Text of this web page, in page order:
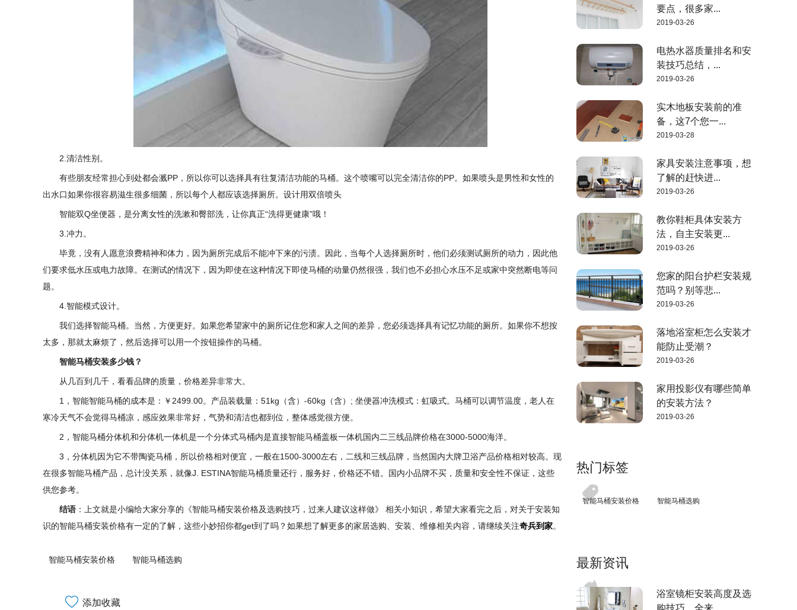
2.清洁性别。
有些朋友经常担心到处都会溅PP，所以你可以选择具有往复清洁功能的马桶。这个喷嘴可以完全清洁你的PP。如果喷头是男性和女性的
出水口如果你很容易滋生很多细菌，所以每个人都应该选择厕所。设计用双倍喷头
智能双Q坐便器，是分离女性的洗漱和臀部洗，让你真正“洗得更健康”哦！
3.冲力。
毕竟，没有人愿意浪费精神和体力，因为厕所完成后不能冲下来的污渍。因此，当每个人选择厕所时，他们必须测试厕所的动力，因此他
们要求低水压或电力故障。在测试的情况下，因为即使在这种情况下即使马桶的动量仍然很强，我们也不必担心水压不足或家中突然断电等问
题。
4.智能模式设计。
我们选择智能马桶。当然，方便更好。如果您希望家中的厕所记住您和家人之间的差异，您必须选择具有记忆功能的厕所。如果你不想按
太多，那就太麻烦了，然后选择可以用一个按钮操作的马桶。
智能马桶安装多少钱？
从几百到几千，看看品牌的质量，价格差异非常大。
1，智能智能马桶的成本是：￥2499.00。产品装载量：51kg（含）-60kg（含）; 坐便器冲洗模式：虹吸式。马桶可以调节温度，老人在
寒冷天气不会觉得马桶凉，感应效果非常好，气势和清洁也都到位，整体感觉很方便。
2，智能马桶分体机和分体机一体机是一个分体式马桶内是直接智能马桶盖板一体机国内二三线品牌价格在3000-5000海洋。
3，分体机因为它不带陶瓷马桶，所以价格相对便宜，一般在1500-3000左右，二线和三线品牌，当然国内大牌卫浴产品价格相对较高。现
在很多智能马桶产品，总计没关系，就像J. ESTINA智能马桶质量还行，服务好，价格还不错。国内小品牌不买，质量和安全性不保证，这些
供您参考。
结语 ：上文就是小编给大家分享的《智能马桶安装价格及选购技巧，过来人建议这样做》 相关小知识，希望大家看完之后，对关于安装知
识的智能马桶安装价格有一定的了解，这些小妙招你都get到了吗？如果想了解更多的家居选购、安装、维修相关内容，请继续关注奇兵到家。
智能马桶安装价格 智能马桶选购
添加收藏
要点，很多家...
2019-03-26
电热水器质量排名和安
装技巧总结，...
2019-03-26
实木地板安装前的准
备，这7个您一...
2019-03-28
家具安装注意事项，想
了解的赶快进...
2019-03-26
教你鞋柜具体安装方
法，自主安装更...
2019-03-26
您家的阳台护栏安装规
范吗？别等悲...
2019-03-26
落地浴室柜怎么安装才
能防止受潮？
2019-03-26
家用投影仪有哪些简单
的安装方法？
2019-03-26
热门标签
智能马桶安装价格 智能马桶选购
最新资讯
浴室镜柜安装高度及选
购技巧，全来...